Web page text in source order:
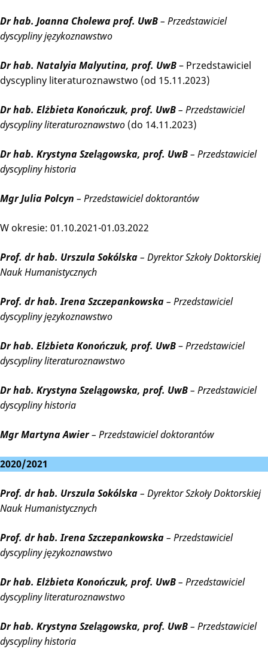
Dr hab. Joanna Cholewa prof. UwB– Przedstawiciel
dyscypliny językoznawstwo
Dr hab. Natalyia Malyutina, prof. UwB– Przedstawiciel
dyscypliny literaturoznawstwo (od 15.11.2023)
Dr hab. Elżbieta Konończuk, prof. UwB– Przedstawiciel
dyscypliny literaturoznawstwo (do 14.11.2023)
Dr hab. Krystyna Szelągowska, prof. UwB– Przedstawiciel
dyscypliny historia
Mgr Julia Polcyn – Przedstawiciel doktorantów
W okresie: 01.10.2021-01.03.2022
Prof. dr hab. Urszula Sokólska– Dyrektor Szkoły Doktorskiej
Nauk Humanistycznych
Prof. dr hab. Irena Szczepankowska– Przedstawiciel
dyscypliny językoznawstwo
Dr hab. Elżbieta Konończuk, prof. UwB–Przedstawiciel
dyscypliny literaturoznawstwo
Dr hab. Krystyna Szelągowska, prof. UwB– Przedstawiciel
dyscypliny historia
Mgr Martyna Awier– Przedstawiciel doktorantów
2020/2021
Prof. dr hab. Urszula Sokólska– Dyrektor Szkoły Doktorskiej
Nauk Humanistycznych
Prof. dr hab. Irena Szczepankowska– Przedstawiciel
dyscypliny językoznawstwo
Dr hab. Elżbieta Konończuk, prof. UwB– Przedstawiciel
dyscypliny literaturoznawstwo
Dr hab. Krystyna Szelągowska, prof. UwB– Przedstawiciel
dyscypliny historia